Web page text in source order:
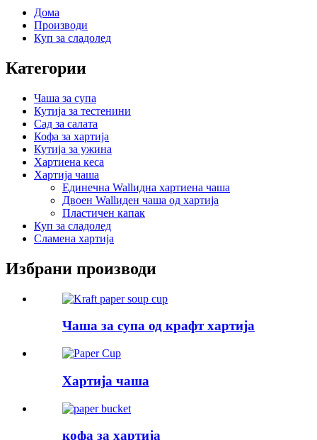
Дома
Производи
Куп за сладолед
Категории
Чаша за супа
Кутија за тестенини
Сад за салата
Кофа за хартија
Кутија за ужина
Хартиена кеса
Хартија чаша
Единечна Wallидна хартиена чаша
Двоен Wallиден чаша од хартија
Пластичен капак
Куп за сладолед
Сламена хартија
Избрани производи
Чаша за супа од крафт хартија
Хартија чаша
кофа за хартија